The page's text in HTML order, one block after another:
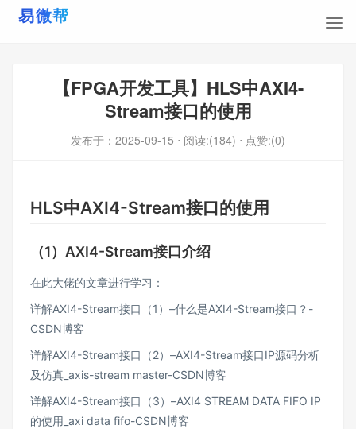
【FPGA开发工具】HLS中AXI4-
Stream接口的使用
发布于： 2025-09-15 ⋅ 阅读:(184) ⋅ 点赞:(0)
HLS中AXI4-Stream接口的使用
（1）AXI4-Stream接口介绍
在此大佬的文章进行学习：
详解AXI4-Stream接口（1）–什么是AXI4-Stream接口？-
CSDN博客
详解AXI4-Stream接口（2）–AXI4-Stream接口IP源码分析
及仿真_axis-stream master-CSDN博客
详解AXI4-Stream接口（3）–AXI4 STREAM DATA FIFO IP
的使用_axi data fifo-CSDN博客